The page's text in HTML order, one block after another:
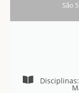
São